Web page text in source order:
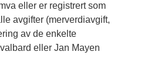
eller er registrert som
avgifter (merverdiavgift,
av de enkelte
eller Jan Mayen